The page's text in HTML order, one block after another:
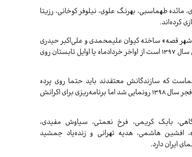
مائده طهماسبی، بهرنگ علوی، نیلوفر کوخانی، رزیتا
کرده‌اند.
قصه» ساخته کیوان علیمحمدی و علی‌اکبر حیدری
را برعهده دارد و احتمالا این فیلم نیز که محصول سال ۱۳۹۷ است از اواخر خردادماه یا اوایل تابستان روی
که سازندگانش معتقدند باید حتما روی پرده
سینما اکران شود و اگرچه این فیلم در جشنواره فجر سال ۱۳۹۸ رونمایی شد اما برنامه‌ریزی برای اکرانش
بابک کریمی، فرخ نعمتی، سیاوش مفیدی،
افشین هاشمی، هدیه تهرانی و زنده‌یاد جمشید
ایران دارد.